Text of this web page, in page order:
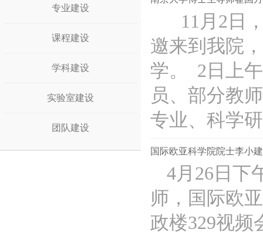
专业建设
课程建设
学科建设
实验室建设
团队建设
11月2日
邀来到我院
学。 2日上
员、部分教
专业、科学
国际欧亚科学院院士李小
4月26日下
师，国际欧
政楼329视频